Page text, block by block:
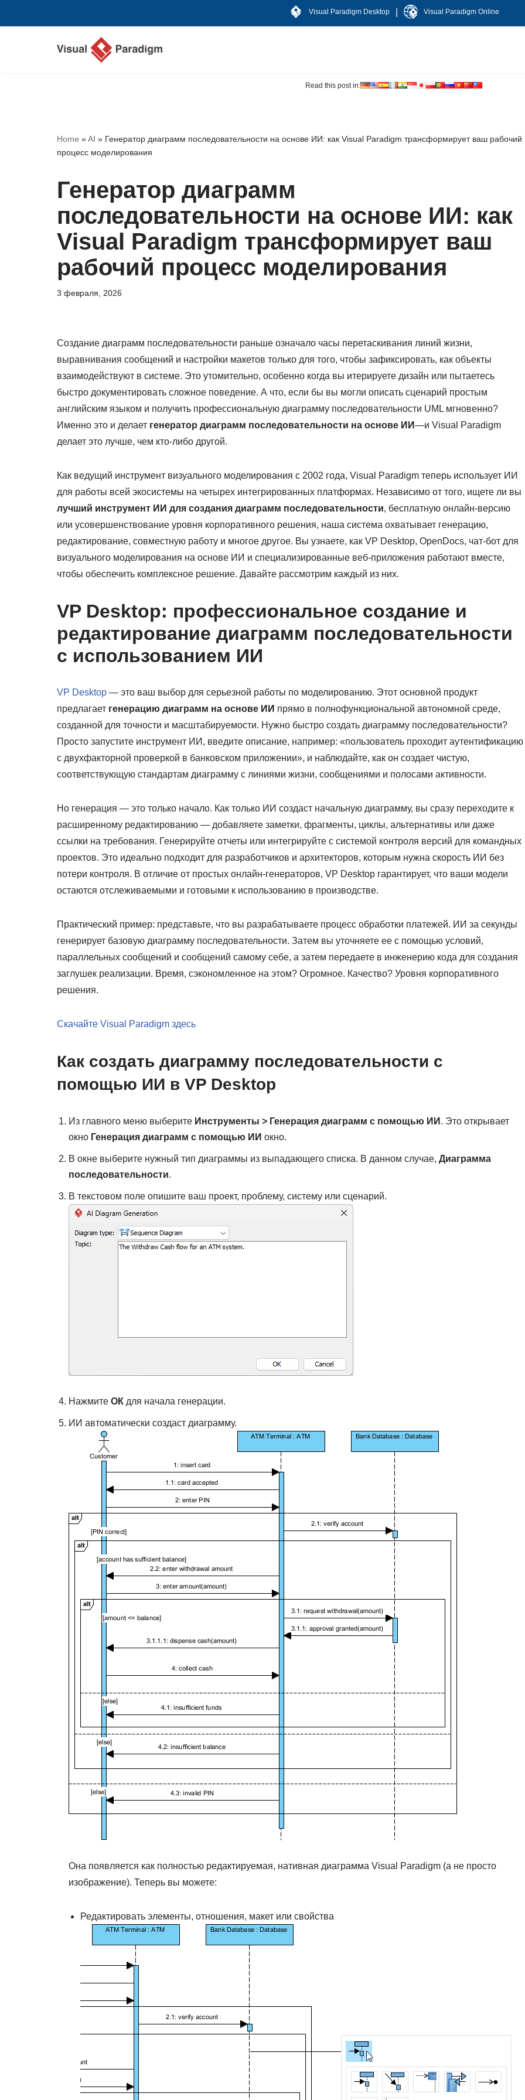
Visual Paradigm Desktop Visual Paradigm Online
Read this post in:
Home »AI » Генератор диаграмм последовательности на основе ИИ: как Visual Paradigm трансформирует ваш рабочий
процесс моделирования
Генератор диаграмм
последовательности на основе ИИ: как
Visual Paradigm трансформирует ваш
рабочий процесс моделирования
3 февраля, 2026
Создание диаграмм последовательности раньше означало часы перетаскивания линий жизни,
выравнивания сообщений и настройки макетов только для того, чтобы зафиксировать, как объекты
взаимодействуют в системе. Это утомительно, особенно когда вы итерируете дизайн или пытаетесь
быстро документировать сложное поведение. А что, если бы вы могли описать сценарий простым
английским языком и получить профессиональную диаграмму последовательности UML мгновенно?
Именно это и делает генератор диаграмм последовательности на основе ИИ—и Visual Paradigm
делает это лучше, чем кто-либо другой.
Как ведущий инструмент визуального моделирования с 2002 года, Visual Paradigm теперь использует ИИ
для работы всей экосистемы на четырех интегрированных платформах. Независимо от того, ищете ли вы
лучший инструмент ИИ для создания диаграмм последовательности, бесплатную онлайн-версию
или усовершенствование уровня корпоративного решения, наша система охватывает генерацию,
редактирование, совместную работу и многое другое. Вы узнаете, как VP Desktop, OpenDocs, чат-бот для
визуального моделирования на основе ИИ и специализированные веб-приложения работают вместе,
чтобы обеспечить комплексное решение. Давайте рассмотрим каждый из них.
VP Desktop: профессиональное создание и
редактирование диаграмм последовательности
с использованием ИИ
VP Desktop — это ваш выбор для серьезной работы по моделированию. Этот основной продукт
предлагает генерацию диаграмм на основе ИИ прямо в полнофункциональной автономной среде,
созданной для точности и масштабируемости. Нужно быстро создать диаграмму последовательности?
Просто запустите инструмент ИИ, введите описание, например: «пользователь проходит аутентификацию
с двухфакторной проверкой в банковском приложении», и наблюдайте, как он создает чистую,
соответствующую стандартам диаграмму с линиями жизни, сообщениями и полосами активности.
Но генерация — это только начало. Как только ИИ создаст начальную диаграмму, вы сразу переходите к
расширенному редактированию — добавляете заметки, фрагменты, циклы, альтернативы или даже
ссылки на требования. Генерируйте отчеты или интегрируйте с системой контроля версий для командных
проектов. Это идеально подходит для разработчиков и архитекторов, которым нужна скорость ИИ без
потери контроля. В отличие от простых онлайн-генераторов, VP Desktop гарантирует, что ваши модели
остаются отслеживаемыми и готовыми к использованию в производстве.
Практический пример: представьте, что вы разрабатываете процесс обработки платежей. ИИ за секунды
генерирует базовую диаграмму последовательности. Затем вы уточняете ее с помощью условий,
параллельных сообщений и сообщений самому себе, а затем передаете в инженерию кода для создания
заглушек реализации. Время, сэкономленное на этом? Огромное. Качество? Уровня корпоративного
решения.
Скачайте Visual Paradigm здесь
Как создать диаграмму последовательности с
помощью ИИ в VP Desktop
Из главного меню выберите Инструменты > Генерация диаграмм с помощью ИИ . Это открывает
окно Генерация диаграмм с помощью ИИ окно.
В окне выберите нужный тип диаграммы из выпадающего списка. В данном случае, Диаграмма
последовательности.
В текстовом поле опишите ваш проект, проблему, систему или сценарий.
Нажмите ОК для начала генерации.
ИИ автоматически создаст диаграмму.
Она появляется как полностью редактируемая, нативная диаграмма Visual Paradigm (а не просто
изображение). Теперь вы можете:
Редактировать элементы, отношения, макет или свойства